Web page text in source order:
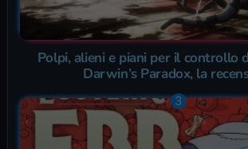
Polpi, alieni e piani per il controllo
Darwin’s Paradox, la